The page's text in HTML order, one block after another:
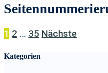
1 2 … 35 Nächste
Kategorien